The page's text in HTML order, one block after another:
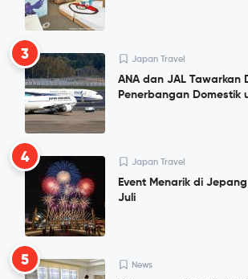
3 Japan Travel
ANA dan JAL Tawarkan
Penerbangan Domestik
4 Japan Travel
Event Menarik di
Juli
5 News